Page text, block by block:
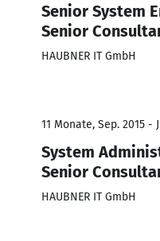
Senior System
Senior
HAUBNER IT GmbH
11 Monate, Sep. 2015 -
System
Senior
HAUBNER IT GmbH